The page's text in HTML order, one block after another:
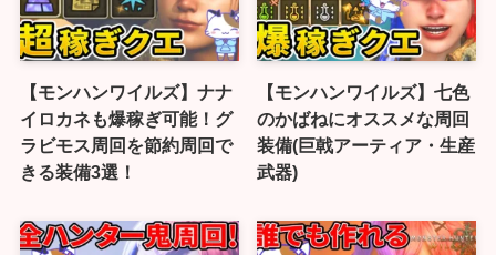
【モンハンワイルズ】ナナ
イロカネも爆稼ぎ可能！グ
ラビモス周回を節約周回で
きる装備3選！
【モンハンワイルズ】七色
のかばねにオススメな周回
装備(巨戟アーティア・生産
武器)